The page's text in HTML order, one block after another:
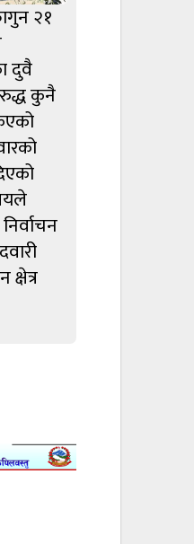
२१
दुवै
कुनै